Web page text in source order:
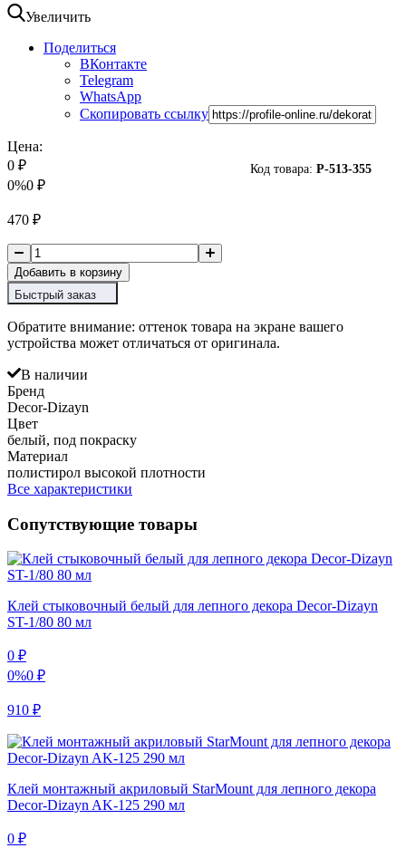
Увеличить
Поделиться
ВКонтакте
Telegram
WhatsApp
Скопировать ссылку
Код товара: P-513-355
Цена:
0 ₽
0%0 ₽
470 ₽
Добавить в корзину
Быстрый заказ
Обратите внимание: оттенок товара на экране вашего
устройства может отличаться от оригинала.
В наличии
Бренд
Decor-Dizayn
Цвет
белый, под покраску
Материал
полистирол высокой плотности
Все характеристики
Сопутствующие товары
Клей стыковочный белый для лепного декора Decor-Dizayn
ST-1/80 80 мл
0 ₽
0%0 ₽
910 ₽
Клей монтажный акриловый StarMount для лепного декора
Decor-Dizayn AK-125 290 мл
0 ₽